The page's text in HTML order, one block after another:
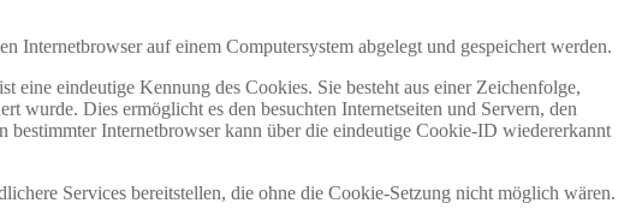
auf einem Computersystem abgelegt und gespeichert werden.
eindeutige Kennung des Cookies. Sie besteht aus einer Zeichenfolge,
wurde. Dies ermöglicht es den besuchten Internetseiten und Servern, den
Internetbrowser kann über die eindeutige Cookie-ID wiedererkannt
Services bereitstellen, die ohne die Cookie-Setzung nicht möglich wären.